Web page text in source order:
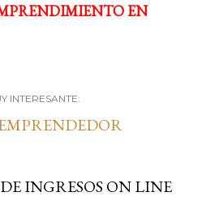
EN
INTERESANTE:
INGRESOS ON LINE